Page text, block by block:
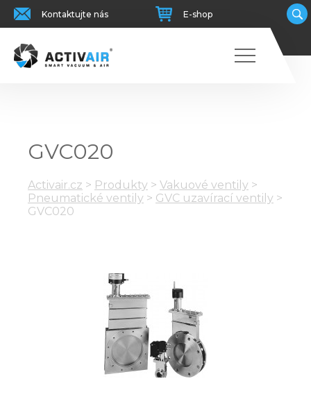
Kontaktujte nás E-shop
GVC020
Activair.cz > Produkty > Vakuové ventily >
Pneumatické ventily > GVC uzavírací ventily >
GVC020